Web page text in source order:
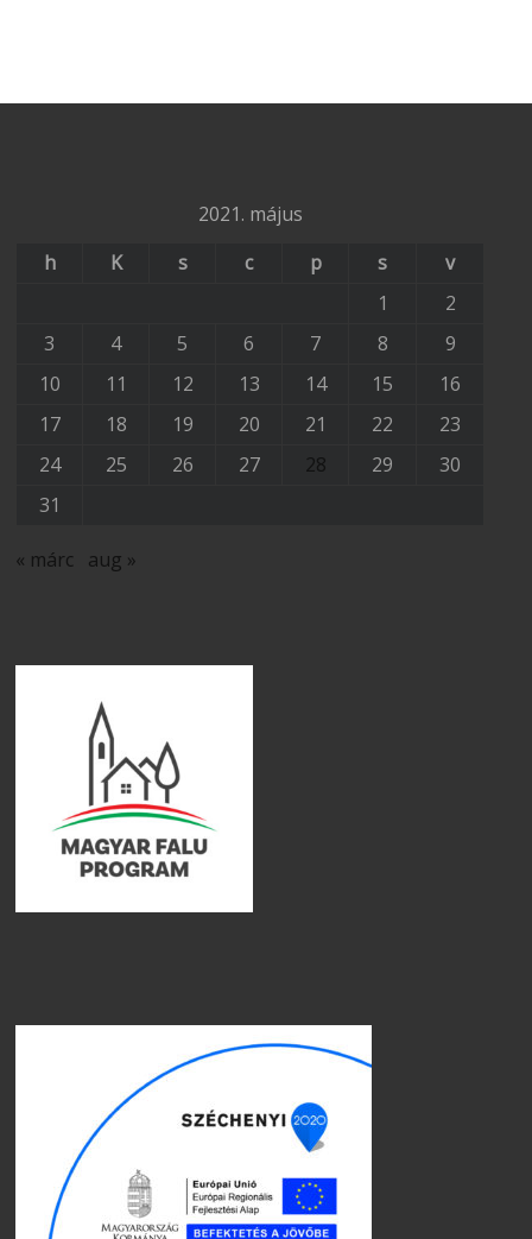
2021. május
h
K s c p s
v
1
2
3
4 5 6 7 8
9
10
11 12 13 14 15
16
17
18 19 20 21 22
23
24
25 26 27 28 29
30
31
« márc aug »